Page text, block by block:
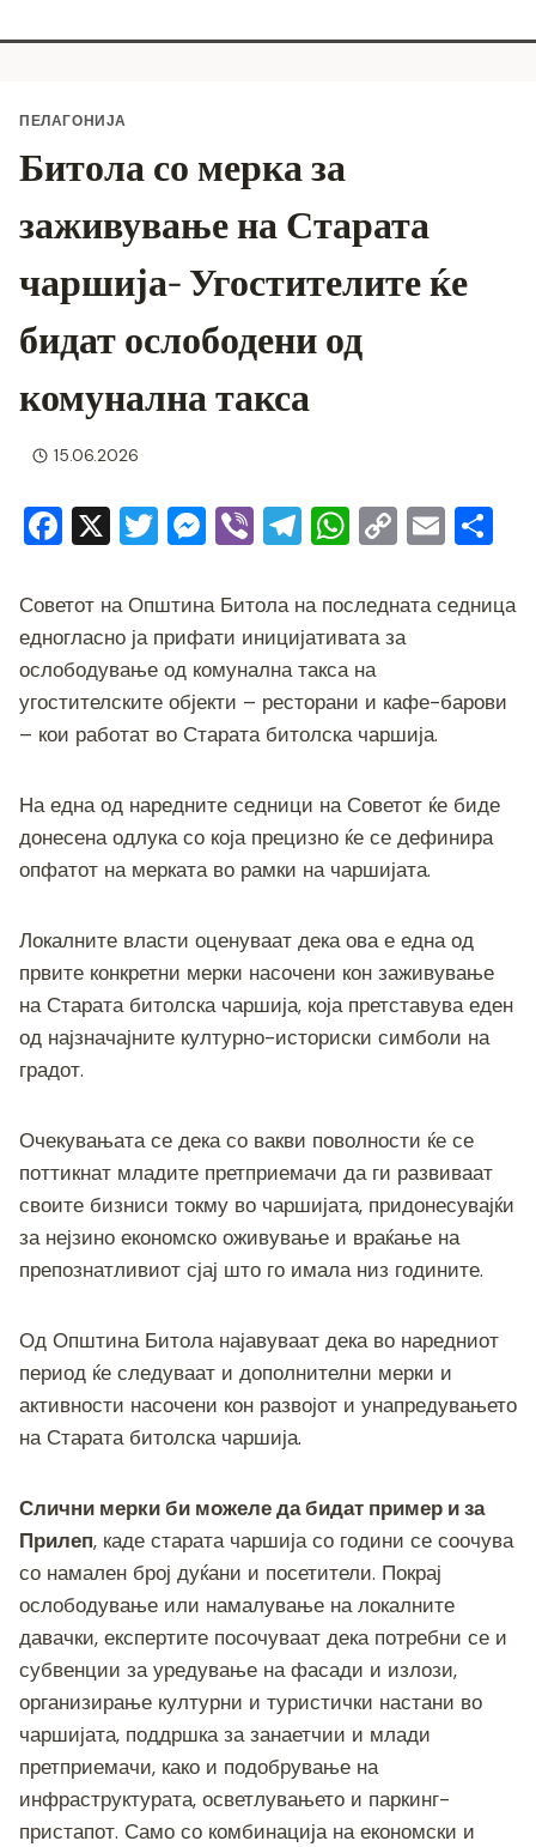
ПЕЛАГОНИЈА
Битола со мерка за
заживување на Старата
чаршија- Угостителите ќе
бидат ослободени од
комунална такса
15.06.2026
F
c
e
b
o
o
k
X T
tt
er
M
ss
e
n
g
er
Vi
er
T
e
gr
a
m
W
at
s
A
p
p
C
p
y
n
k
E
ai ar
Советот на Општина Битола на последната седница
едногласно ја прифати иницијативата за
ослободување од комунална такса на
угостителските објекти – ресторани и кафе-барови
– кои работат во Старата битолска чаршија.
На една од наредните седници на Советот ќе биде
донесена одлука со која прецизно ќе се дефинира
опфатот на мерката во рамки на чаршијата.
Локалните власти оценуваат дека ова е една од
првите конкретни мерки насочени кон заживување
на Старата битолска чаршија, која претставува еден
од најзначајните културно-историски симболи на
градот.
Очекувањата се дека со вакви поволности ќе се
поттикнат младите претприемачи да ги развиваат
своите бизниси токму во чаршијата, придонесувајќи
за нејзино економско оживување и враќање на
препознатливиот сјај што го имала низ годините.
Од Општина Битола најавуваат дека во наредниот
период ќе следуваат и дополнителни мерки и
активности насочени кон развојот и унапредувањето
на Старата битолска чаршија.
Слични мерки би можеле да бидат пример и за
Прилеп, каде старата чаршија со години се соочува
со намален број дуќани и посетители. Покрај
ослободување или намалување на локалните
давачки, експертите посочуваат дека потребни се и
субвенции за уредување на фасади и излози,
организирање културни и туристички настани во
чаршијата, поддршка за занаетчии и млади
претприемачи, како и подобрување на
инфраструктурата, осветлувањето и паркинг-
пристапот. Само со комбинација на економски и